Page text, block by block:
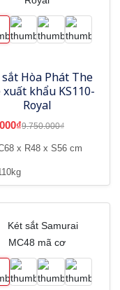
sắt Hòa Phát The
xuất khẩu KS110-
Royal
9.750.000₫
x R48 x S56 cm